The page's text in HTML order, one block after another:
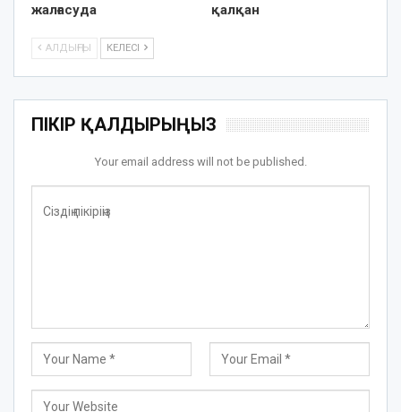
жалғасуда
қалқан
АЛДЫҢҒЫ КЕЛЕСІ
ПІКІР ҚАЛДЫРЫҢЫЗ
Your email address will not be published.